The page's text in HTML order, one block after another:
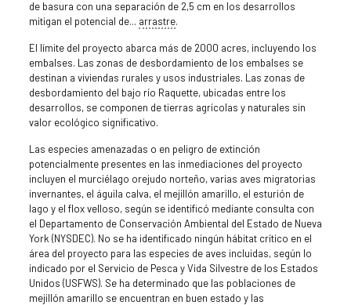
de basura con una separación de 2,5 cm en los desarrollos
mitigan el potencial de... arrastre.
El límite del proyecto abarca más de 2000 acres, incluyendo los
embalses. Las zonas de desbordamiento de los embalses se
destinan a viviendas rurales y usos industriales. Las zonas de
desbordamiento del bajo río Raquette, ubicadas entre los
desarrollos, se componen de tierras agrícolas y naturales sin
valor ecológico significativo.
Las especies amenazadas o en peligro de extinción
potencialmente presentes en las inmediaciones del proyecto
incluyen el murciélago orejudo norteño, varias aves migratorias
invernantes, el águila calva, el mejillón amarillo, el esturión de
lago y el flox velloso, según se identificó mediante consulta con
el Departamento de Conservación Ambiental del Estado de Nueva
York (NYSDEC). No se ha identificado ningún hábitat crítico en el
área del proyecto para las especies de aves incluidas, según lo
indicado por el Servicio de Pesca y Vida Silvestre de los Estados
Unidos (USFWS). Se ha determinado que las poblaciones de
mejillón amarillo se encuentran en buen estado y las